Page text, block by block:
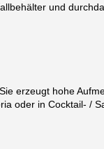
und
erzeugt hohe
oder in Cocktail- /